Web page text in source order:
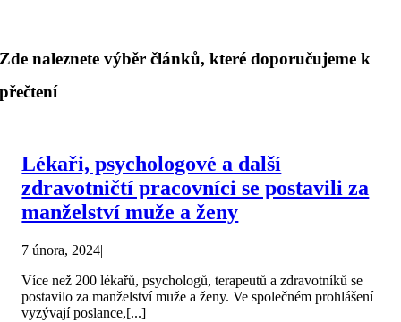
Zde naleznete výběr článků, které doporučujeme k
přečtení
Lékaři, psychologové a další
zdravotničtí pracovníci se postavili za
manželství muže a ženy
7 února, 2024|
Více než 200 lékařů, psychologů, terapeutů a zdravotníků se
postavilo za manželství muže a ženy. Ve společném prohlášení
vyzývají poslance,[...]